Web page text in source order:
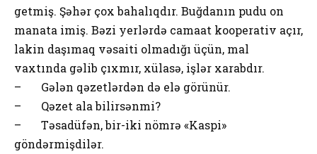
getmiş. Şəhər çox bahalıqdır. Buğdanın pudu on
manata imiş. Bəzi yerlərdə camaat kooperativ açır,
lakin daşımaq vəsaiti olmadığı üçün, mal
vaxtında gəlib çıxmır, xülasə, işlər xarabdır.
– Gələn qəzetlərdən də elə görünür.
– Qəzet ala bilirsənmi?
– Təsadüfən, bir-iki nömrə «Kaspi»
göndərmişdilər.